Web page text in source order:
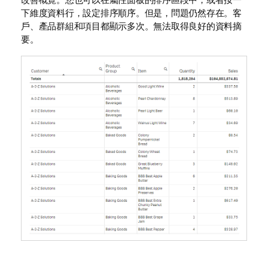
下維度資料行，設定排序順序。但是，問題仍然存在。客
戶、產品群組和項目都顯示多次。無法取得良好的資料摘
要。